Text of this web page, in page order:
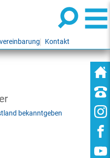
Kontakt
bekanntgeben